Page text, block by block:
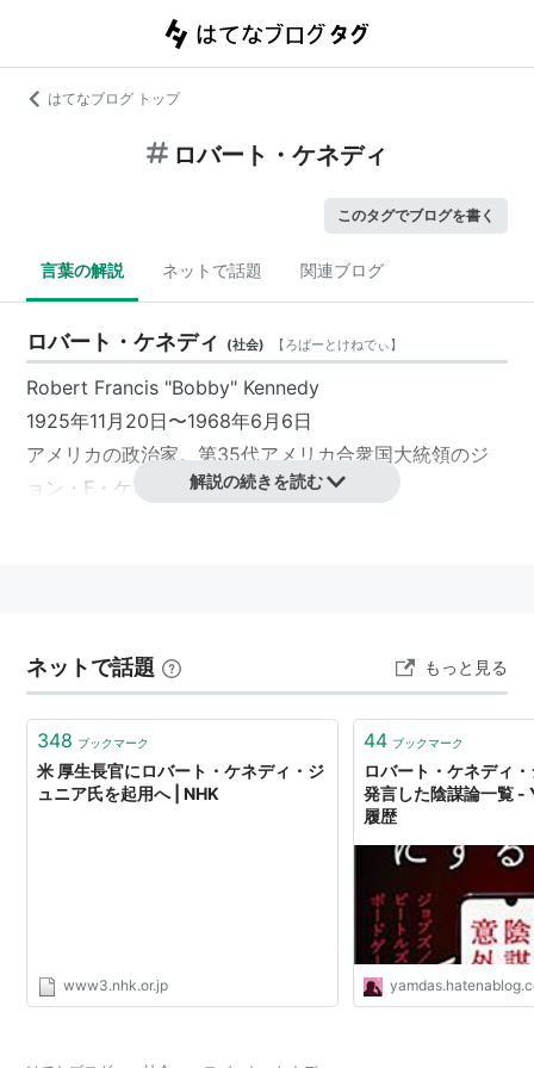
はてなブログ トップ
ロバート・ケネディ
このタグでブログを書く
言葉の解説 ネットで話題 関連ブログ
ロバート・ケネディ (社会) 【ろばーとけねでぃ】
Robert Francis "Bobby" Kennedy
1925年11月20日〜1968年6月6日
アメリカの政治家。第35代アメリカ合衆国大統領のジ
ョン・F・ケネディの実弟。
解説の続きを読む
ネットで話題 もっと見る
348 ブックマーク
米 厚生長官にロバート・ケネディ・ジ
ュニア氏を起用へ | NHK
www3.nhk.or.jp
44 ブックマーク
ロバート・ケネディ
発言した陰謀論一覧 -
履歴